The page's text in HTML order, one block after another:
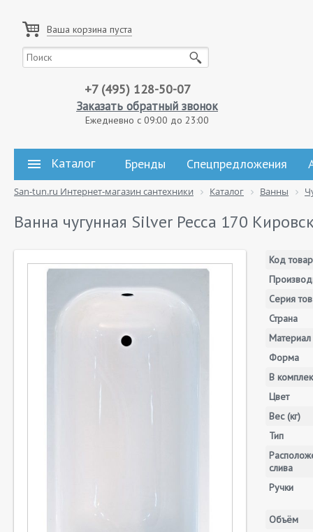
Ваша корзина пуста
+7 (495) 128-50-07
Заказать обратный звонок
Ежедневно с 09:00 до 23:00
Каталог Бренды Спецпредложения
San-tun.ru Интернет-магазин сантехники Каталог Ванны
Ванна чугунная Silver Ресса 170
Код
Серия
Страна
Материал
Форма
В
Цвет
Вес (кг)
Тип
слива
Ручки
Объём